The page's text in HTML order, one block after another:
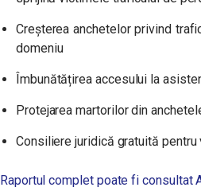
Creșterea anchetelor privind
domeniu
Îmbunătățirea accesului la
Protejarea martorilor din
Consiliere juridică gratuită pentru
Raportul complet poate fi consultat